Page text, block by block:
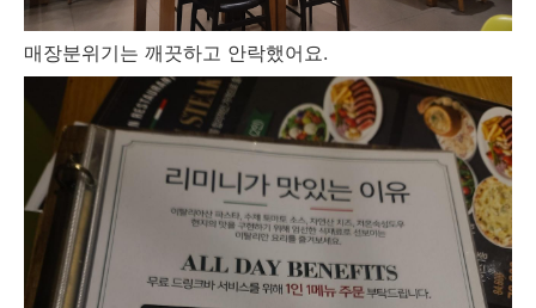
매장분위기는 깨끗하고 안락했어요.